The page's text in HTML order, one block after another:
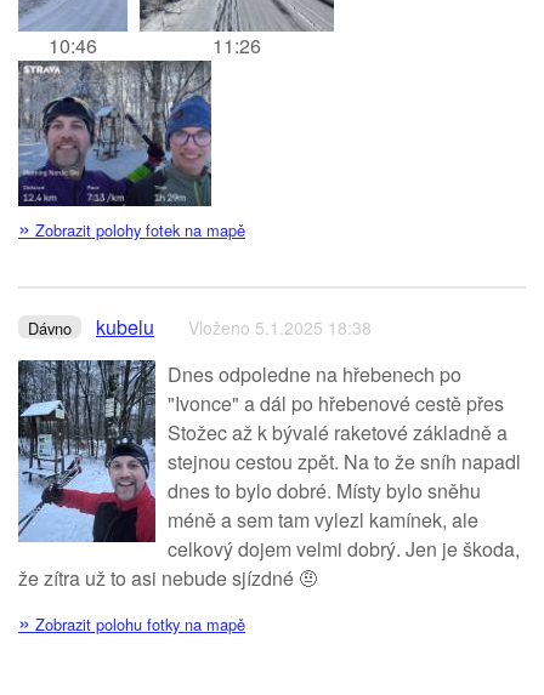
10:46 11:26
» Zobrazit polohy fotek na mapě
Dávno kubelu Vloženo 5.1.2025 18:38
Dnes odpoledne na hřebenech po
"Ivonce" a dál po hřebenové cestě přes
Stožec až k bývalé raketové základně a
stejnou cestou zpět. Na to že sníh napadl
dnes to bylo dobré. Místy bylo sněhu
méně a sem tam vylezl kamínek, ale
celkový dojem velmi dobrý. Jen je škoda,
že zítra už to asi nebude sjízdné 🤨
» Zobrazit polohu fotky na mapě